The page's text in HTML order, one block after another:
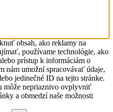
obsah, ako reklamy na
používame technológie, ako
prístup k informáciám o
nám umožní spracovávať údaje,
jedinečné ID na tejto stránke.
môže nepriaznivo ovplyvniť
a obmedzí naše možnosti